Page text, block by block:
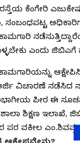
ಕೆಂಗೇರಿ
ಸಂಬಂಧಪಟ್ಟ
ಎಂದು
ಅರ್ಜಿ ವಿಚಾರಣೆ
ಪೀಠ ಈ
ಶಿಕ್ಷಣ‌ ಇಲಾಖೆ,
ಪರ ವಕೀಲ